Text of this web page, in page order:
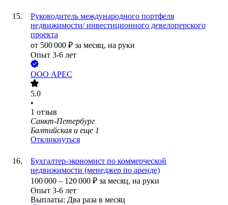
Руководитель международного портфеля
недвижимости/ инвестиционного девелоперского
проекта
от 500 000 ₽ за месяц, на руки
Опыт 3-6 лет
ООО АРЕС
5.0
•
1 отзыв
Санкт-Петербург
Балтийская и еще 1
Откликнуться
Бухгалтер-экономист по коммерческой
недвижимости (менеджер по аренде)
100 000 – 120 000 ₽ за месяц, на руки
Опыт 3-6 лет
Выплаты: Два раза в месяц